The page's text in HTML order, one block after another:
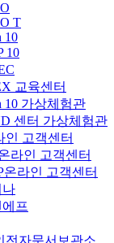
T
10
10
교육센터
10 가상체험관
센터 가상체험관
인 고객센터
라인 고객센터
온라인 고객센터
나
프
전자문서보관소